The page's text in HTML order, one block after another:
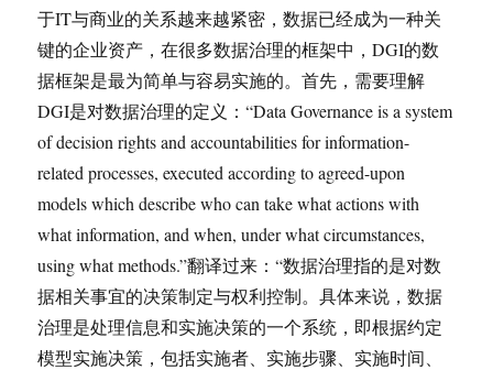
于IT与商业的关系越来越紧密，数据已经成为一种关
键的企业资产，在很多数据治理的框架中，DGI的数
据框架是最为简单与容易实施的。首先，需要理解
DGI是对数据治理的定义：“Data Governance is a system
of decision rights and accountabilities for information-
related processes, executed according to agreed-upon
models which describe who can take what actions with
what information, and when, under what circumstances,
using what methods.”翻译过来：“数据治理指的是对数
据相关事宜的决策制定与权利控制。具体来说，数据
治理是处理信息和实施决策的一个系统，即根据约定
模型实施决策，包括实施者、实施步骤、实施时间、